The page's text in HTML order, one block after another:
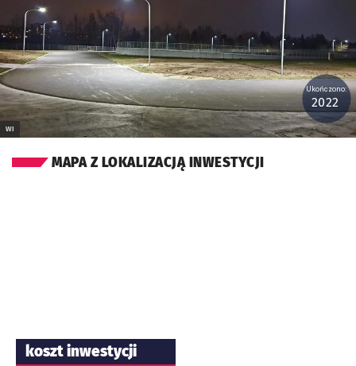
WI
Ukończono:
2022
MAPA Z LOKALIZACJĄ INWESTYCJI
koszt inwestycji